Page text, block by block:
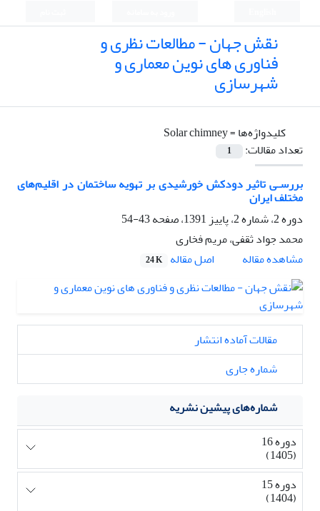
نقش جهان - مطالعات نظری و
فناوری های نوین معماری و
شهرسازی
کلیدواژه‌ها =Solar chimney
تعداد مقالات:
1
بررسـی تاثیر دودکش خورشیدی بر تهویه ساختمان در اقلیم‌های
مختلف ایران
دوره 2، شماره 2، پاییز 1391، صفحه
43-54
محمد جواد ثقفی، مریم فخاری
مشاهده مقاله
اصل مقاله 24 K
مقالات آماده انتشار
شماره جاری
شماره‌های پیشین نشریه
دوره 16
(1405)
دوره 15
(1404)